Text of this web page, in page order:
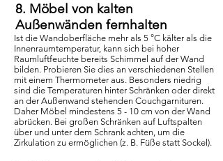
8. Möbel von kalten
Außenwänden fernhalten
Ist die Wandoberfläche mehr als 5 °C kälter als die
Innenraumtemperatur, kann sich bei hoher
Raumluftfeuchte bereits Schimmel auf der Wand
bilden. Probieren Sie dies an verschiedenen Stellen
mit einem Thermometer aus. Besonders niedrig
sind die Temperaturen hinter Schränken oder direkt
an der Außenwand stehenden Couchgarnituren.
Daher Möbel mindestens 5 - 10 cm von der Wand
abrücken. Bei großen Schränken auf Luftspalten
über und unter dem Schrank achten, um die
Zirkulation zu ermöglichen (z. B. Füße statt Sockel).